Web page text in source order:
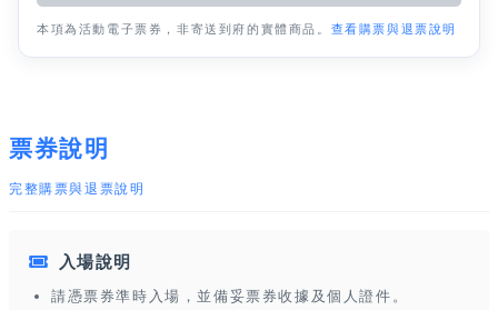
本項為活動電子票券，非寄送到府的實體商品。 查看購票與退票說明
票券說明
完整購票與退票說明
入場說明
請憑票券準時入場，並備妥票券收據及個人證件。